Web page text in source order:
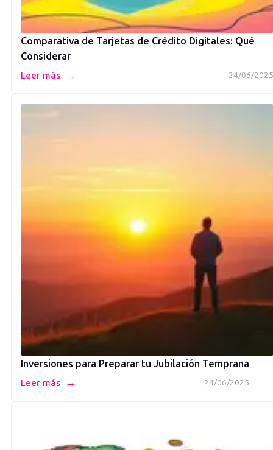
Comparativa de Tarjetas de Crédito Digitales: Qué
Considerar
24/06/2025
Leer más →
Inversiones para Preparar tu Jubilación Temprana
24/06/2025
Leer más →